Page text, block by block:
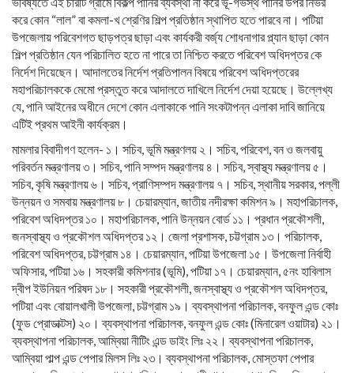
করে কোন “লাল” বা কমলা-খ শ্রেণির শিল্প প্রতিষ্ঠান স্থাপিত হতে পারবে না। পটিয়া
উপজেলায় পরিবেশগত ছাড়পত্র ছাড়া এবং কার্যকরী বর্জ্য শোধনাগার প্ল্যান ছাড়া কোন
শিল্প প্রতিষ্ঠান যেন পরিচালিত হতে না পারে তা নিশ্চিত করতে পরিবেশ অধিদপ্তর কে
নির্দেশ দিয়েছেন। আদালতের নির্দেশ প্রতিপালন বিষয়ে পরিবেশ অধিদপ্তরের
মহাপরিচালককে মেমো প্রস্তুত করে আদালতে দাখিলে নির্দেশ দেয়া হয়েছে। উল্লেখ্য
যে, পানি আইনের অধীনে দেশে কোন এলাকাকে পানি সংকটাপন্ন এলাকা দাবি জানিয়ে
এটিই প্রথম আইনী কার্যক্রম।
মামলার বিবাদীগণ হলেন- ১। সচিব, ভূমি মন্ত্রণলয় ২। সচিব, পরিবেশ, বন ও জলবায়ু
পরিবর্তন মন্ত্রণালয় ৩। সচিব, পানি সম্পদ মন্ত্রণালয় ৪। সচিব, স্বাস্থ্য মন্ত্রণালয় ৫।
সচিব, কৃষি মন্ত্রণালয় ৬। সচিব, প্রাণিসম্পদ মন্ত্রণালয় ৭। সচিব, স্থানীয় সরকার, পল্লী
উন্নয়ন ও সমবায় মন্ত্রণালয় ৮। চেয়ারম্যান, জাতীয় নদীরক্ষা কমিশন ৯। মহাপরিচালক,
পরিবেশ অধিদপ্তর ১০। মহাপরিচালক, পানি উন্নয়ন বোর্ড ১১। প্রধান প্রকৌশলী,
জনস্বাস্থ্য ও প্রকৌশল অধিদপ্তর ১২। জেলা প্রশাসক, চট্টগ্রাম ১৩। পরিচালক,
পরিবেশ অধিদপ্তর, চট্টগ্রাম ১৪। চেয়ারম্যান, পটিয়া উপজেলা ১৫। উপজেলা নির্বাহী
অফিসার, পটিয়া ১৬। সহকারী কমিশনার (ভূমি), পটিয়া ১৭। চেয়ারম্যান, ৫নং হাবিলাস
দ্বীপ ইউনিয়ন পরিষদ ১৮। সহকারী প্রকৌশলী, জনস্বাস্থ্য ও প্রকৌশল অধিদপ্তর,
পটিয়া এবং বোয়ালখালী উপজেলা, চট্টগ্রাম ১৯। ব্যবস্থাপনা পরিচালক, বনফুল এন্ড কোঃ
(ফুড প্রোডাক্টস) ২০। ব্যবস্থাপনা পরিচালক, বনফুল এন্ড কোঃ (মিনারেল ওয়াটার) ২১।
ব্যবস্থাপনা পরিচালক, আম্বিয়া নীটিং এন্ড ডাইং লিঃ ২২। ব্যবস্থাপনা পরিচালক,
আম্বিয়া পাল্প এন্ড পেপার মিলস লিঃ ২৩। ব্যবস্থাপনা পরিচালক, মোস্তফা পেপার